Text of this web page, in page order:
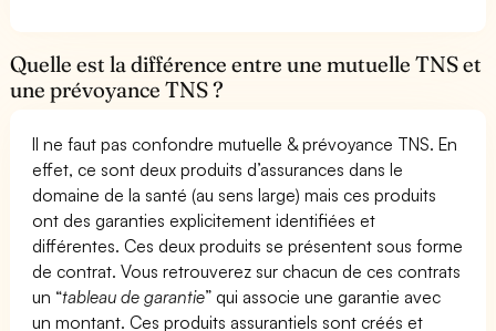
Quelle est la différence entre une mutuelle TNS et
une prévoyance TNS ?
Il ne faut pas confondre mutuelle & prévoyance TNS. En
effet, ce sont deux produits d’assurances dans le
domaine de la santé (au sens large) mais ces produits
ont des garanties explicitement identifiées et
différentes. Ces deux produits se présentent sous forme
de contrat. Vous retrouverez sur chacun de ces contrats
un “tableau de garantie” qui associe une garantie avec
un montant. Ces produits assurantiels sont créés et